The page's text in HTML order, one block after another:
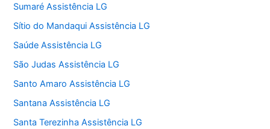
Sumaré Assistência LG
Sítio do Mandaqui Assistência LG
Saúde Assistência LG
São Judas Assistência LG
Santo Amaro Assistência LG
Santana Assistência LG
Santa Terezinha Assistência LG